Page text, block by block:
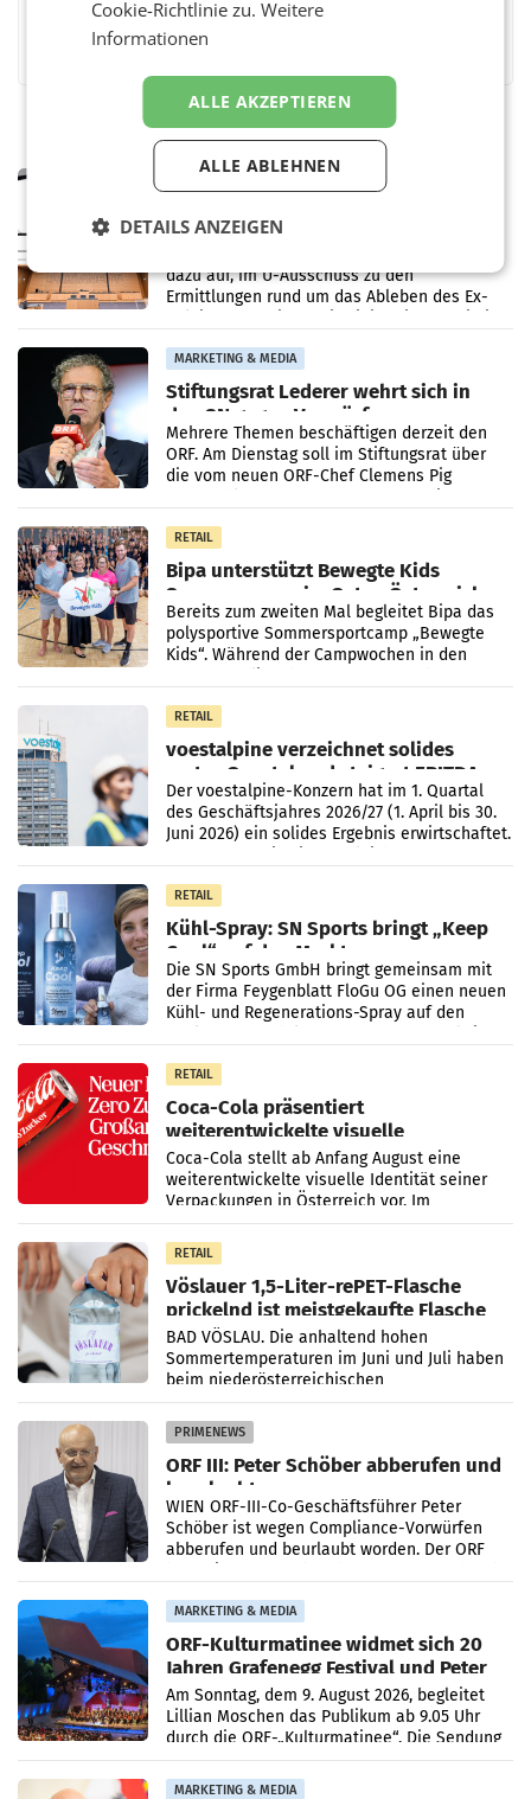
fordert sensible Berichterstattung
dazu auf, im U-Ausschuss zu den
Ermittlungen rund um das Ableben des Ex-
MARKETING & MEDIA
Stiftungsrat Lederer wehrt sich in
den SN gegen Vorwürfe
Mehrere Themen beschäftigen derzeit den
ORF. Am Dienstag soll im Stiftungsrat über
die vom neuen ORF-Chef Clemens Pig
RETAIL
Bipa unterstützt Bewegte Kids
Sommercamps im Osten Österreichs
Bereits zum zweiten Mal begleitet Bipa das
polysportive Sommersportcamp „Bewegte
Kids“. Während der Campwochen in den
RETAIL
voestalpine verzeichnet solides
erstes Quartal und steigert EBITDA
Der voestalpine-Konzern hat im 1. Quartal
des Geschäftsjahres 2026/27 (1. April bis 30.
Juni 2026) ein solides Ergebnis erwirtschaftet.
RETAIL
Kühl-Spray: SN Sports bringt „Keep
Cool“ auf den Markt
Die SN Sports GmbH bringt gemeinsam mit
der Firma Feygenblatt FloGu OG einen neuen
Kühl- und Regenerations-Spray auf den
RETAIL
Coca-Cola präsentiert
weiterentwickelte visuelle
Markenidentität
Coca-Cola stellt ab Anfang August eine
weiterentwickelte visuelle Identität seiner
Verpackungen in Österreich vor. Im
Mittelpunkt des Redesigns stehen zentrale
Gestaltungselemente
RETAIL
Vöslauer 1,5-Liter-rePET-Flasche
prickelnd ist meistgekaufte Flasche
Österreichs
BAD VÖSLAU. Die anhaltend hohen
Sommertemperaturen im Juni und Juli haben
beim niederösterreichischen
Getränkehersteller Vöslauer zu deutlichen
Absatzzuwächsen geführt. Während
PRIMENEWS
ORF III: Peter Schöber abberufen und
beurlaubt
WIEN ORF-III-Co-Geschäftsführer Peter
Schöber ist wegen Compliance-Vorwürfen
abberufen und beurlaubt worden. Der ORF
MARKETING & MEDIA
ORF-Kulturmatinee widmet sich 20
Jahren Grafenegg Festival und Peter
Simonischek
Am Sonntag, dem 9. August 2026, begleitet
Lillian Moschen das Publikum ab 9.05 Uhr
durch die ORF-„Kulturmatinee“. Die Sendung
startet mit der Dokumentation „20 Jahre
Grafenegg
MARKETING & MEDIA
Cookie-Richtlinie zu.Weitere
Informationen
ALLE AKZEPTIEREN
ALLE ABLEHNEN
DETAILS ANZEIGEN